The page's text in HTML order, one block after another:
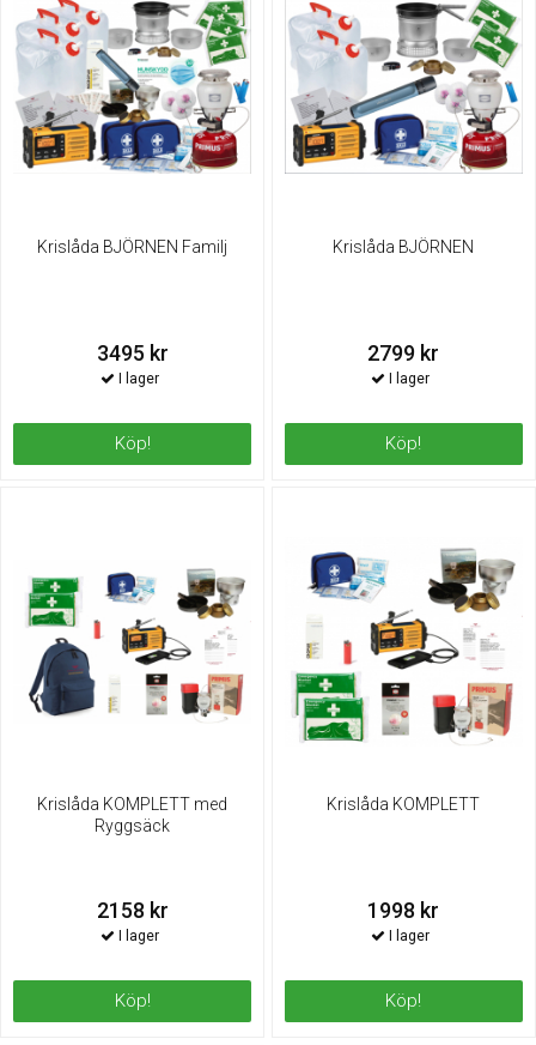
Krislåda BJÖRNEN Familj
3495 kr
Köp!
Krislåda BJÖRNEN
2799 kr
Köp!
Krislåda KOMPLETT med
Ryggsäck
2158 kr
Köp!
Krislåda KOMPLETT
1998 kr
Köp!